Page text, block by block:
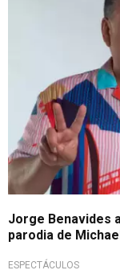
Jorge Benavides
parodia de
ESPECTÁCULOS